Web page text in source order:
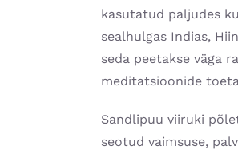
kasutatud paljudes
sealhulgas Indias,
seda peetakse väga
meditatsioonide
Sandlipuu viiruki
seotud vaimsuse,